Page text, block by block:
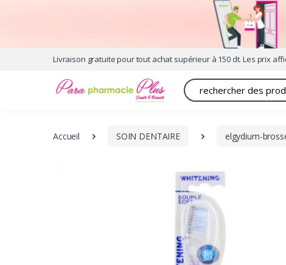
Livraison gratuite pour tout achat supérieur à 150 dt. Les prix
Recherche
Accueil SOIN DENTAIRE elgydium-